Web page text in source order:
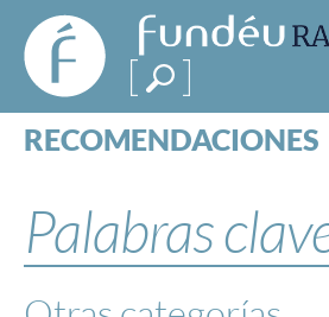
FundéuRAE
- Fundación
del Español
Urgente
RECOMENDACIONES
ESPECIALES
BLOG
NOTICIAS
Palabras